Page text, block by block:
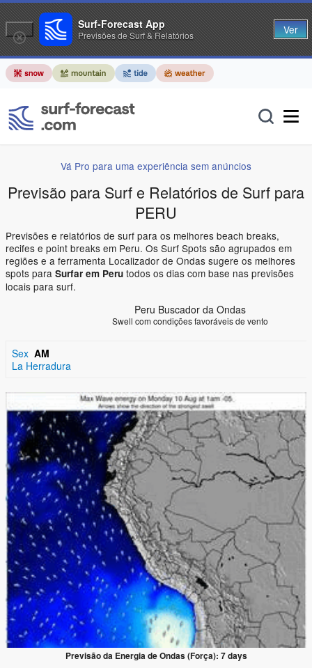
Vá Pro para uma experiência sem anúncios
Previsão para Surf e Relatórios de Surf para
PERU
Previsões e relatórios de surf para os melhores beach breaks,
recifes e point breaks em Peru. Os Surf Spots são agrupados em
regiões e a ferramenta Localizador de Ondas sugere os melhores
spots para Surfar em Peru todos os dias com base nas previsões
locais para surf.
Peru Buscador da Ondas
Swell com condições favoráveis de vento
Sex AM
La Herradura
Previsão da Energia de Ondas (Força): 7 days
Surf-Forecast App
Previsões de Surf & Relatórios Ver